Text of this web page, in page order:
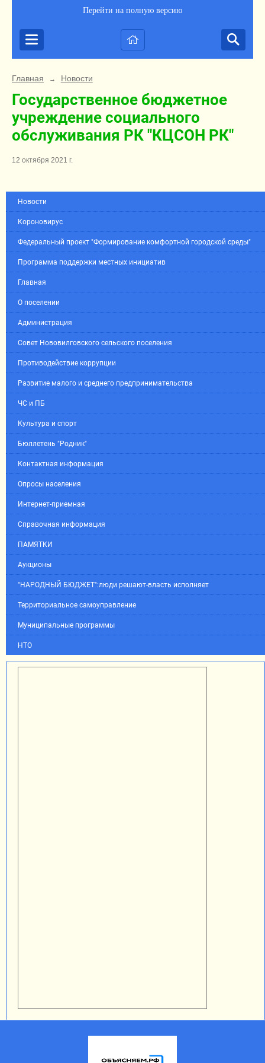
Перейти на полную версию
Главная → Новости
Государственное бюджетное
учреждение социального
обслуживания РК "КЦСОН РК"
12 октября 2021 г.
Новости
Короновирус
Федеральный проект "Формирование комфортной городской среды"
Программа поддержки местных инициатив
Главная
О поселении
Администрация
Совет Нововилговского сельского поселения
Противодействие коррупции
Развитие малого и среднего предпринимательства
ЧС и ПБ
Культура и спорт
Бюллетень "Родник"
Контактная информация
Опросы населения
Интернет-приемная
Справочная информация
ПАМЯТКИ
Аукционы
"НАРОДНЫЙ БЮДЖЕТ":люди решают-власть исполняет
Территориальное самоуправление
Муниципальные программы
НТО